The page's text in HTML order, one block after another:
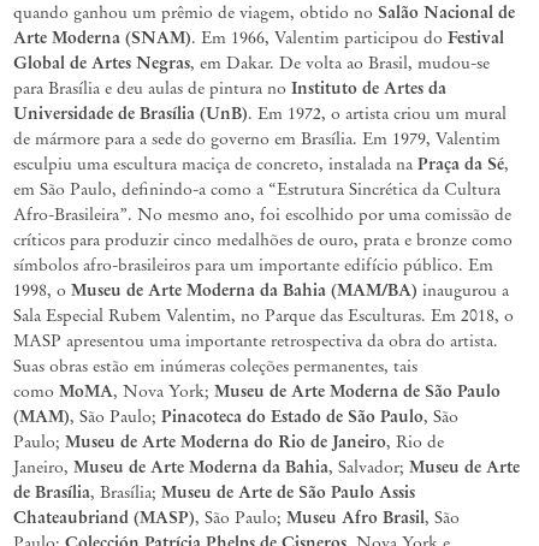
quando ganhou um prêmio de viagem, obtido no Salão Nacional de
Arte Moderna (SNAM). Em 1966, Valentim participou do Festival
Global de Artes Negras, em Dakar. De volta ao Brasil, mudou-se
para Brasília e deu aulas de pintura no Instituto de Artes da
Universidade de Brasília (UnB). Em 1972, o artista criou um mural
de mármore para a sede do governo em Brasília. Em 1979, Valentim
esculpiu uma escultura maciça de concreto, instalada na Praça da Sé,
em São Paulo, definindo-a como a “Estrutura Sincrética da Cultura
Afro-Brasileira”. No mesmo ano, foi escolhido por uma comissão de
críticos para produzir cinco medalhões de ouro, prata e bronze como
símbolos afro-brasileiros para um importante edifício público. Em
1998, o Museu de Arte Moderna da Bahia (MAM/BA) inaugurou a
Sala Especial Rubem Valentim, no Parque das Esculturas. Em 2018, o
MASP apresentou uma importante retrospectiva da obra do artista.
Suas obras estão em inúmeras coleções permanentes, tais
como MoMA, Nova York; Museu de Arte Moderna de São Paulo
(MAM), São Paulo; Pinacoteca do Estado de São Paulo, São
Paulo; Museu de Arte Moderna do Rio de Janeiro, Rio de
Janeiro, Museu de Arte Moderna da Bahia, Salvador; Museu de Arte
de Brasília, Brasília; Museu de Arte de São Paulo Assis
Chateaubriand (MASP), São Paulo; Museu Afro Brasil, São